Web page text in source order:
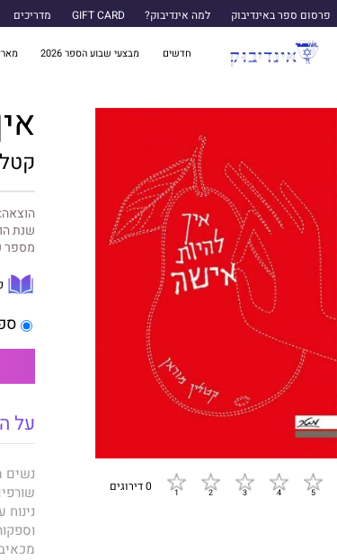
פרסום ספר באינדיבוק למה אינדיבוק? GIFT CARD מדריכים
חדשים מבצעי שבוע הספר 2026
0 דירוגים
הוצאה:
שנת
מספר
על